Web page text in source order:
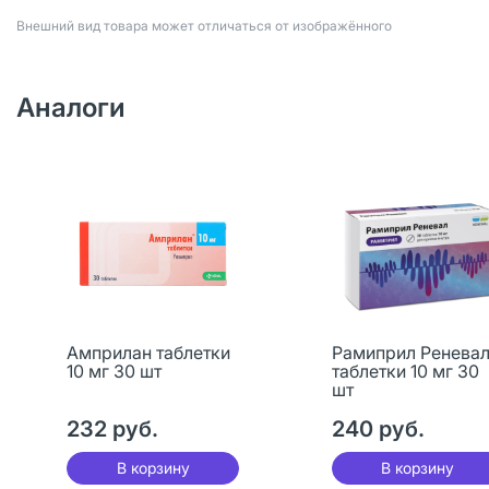
Bнешний вид товара может отличаться от изображённого
Аналоги
Амприлан таблетки
10 мг 30 шт
232 руб.
В корзину
Рамиприл Реневал
таблетки 10 мг 30
шт
240 руб.
В корзину